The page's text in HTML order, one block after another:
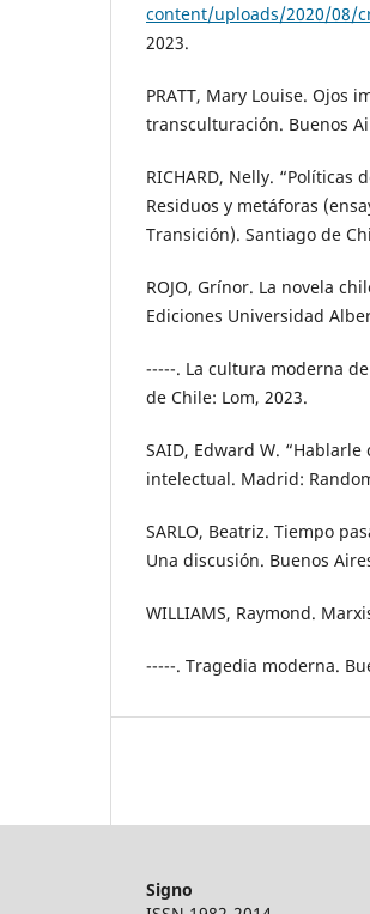
content/uploads/2020/08/
2023.
PRATT, Mary Louise. Ojos
transculturación. Buenos
RICHARD, Nelly. “Políticas
Residuos y metáforas
Transición). Santiago de
ROJO, Grínor. La novela
Ediciones Universidad
-----. La cultura moderna
de Chile: Lom, 2023.
SAID, Edward W.
intelectual. Madrid:
SARLO, Beatriz. Tiempo
Una discusión. Buenos
WILLIAMS, Raymond.
-----. Tragedia moderna.
Signo